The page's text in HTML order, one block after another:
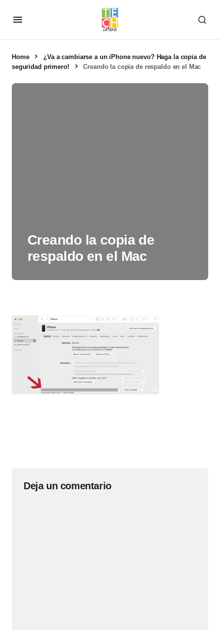
Home
¿Va a cambiarse a un iPhone nuevo? Haga la copia de
seguridad primero!
Creando la copia de respaldo en el Mac
Creando la copia de
respaldo en el Mac
Deja un comentario